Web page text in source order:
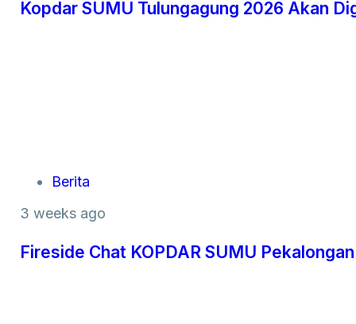
Kopdar SUMU Tulungagung 2026 Akan
Berita
3 weeks ago
Fireside Chat KOPDAR SUMU